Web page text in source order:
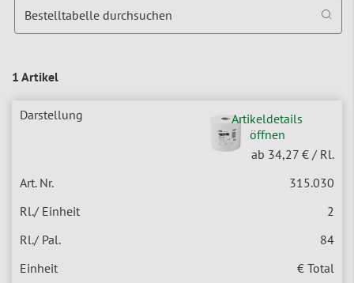
1 Artikel
Bestelltabelle durchsuchen
Artikeldetails
öffnen
ab 34,27 € / Rl.
315.030
2
84
€ Total